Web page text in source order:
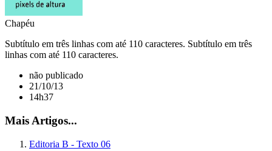
Chapéu
Subtítulo em três linhas com até 110 caracteres. Subtítulo em três
linhas com até 110 caracteres.
não publicado
21/10/13
14h37
Mais Artigos...
Editoria B - Texto 06